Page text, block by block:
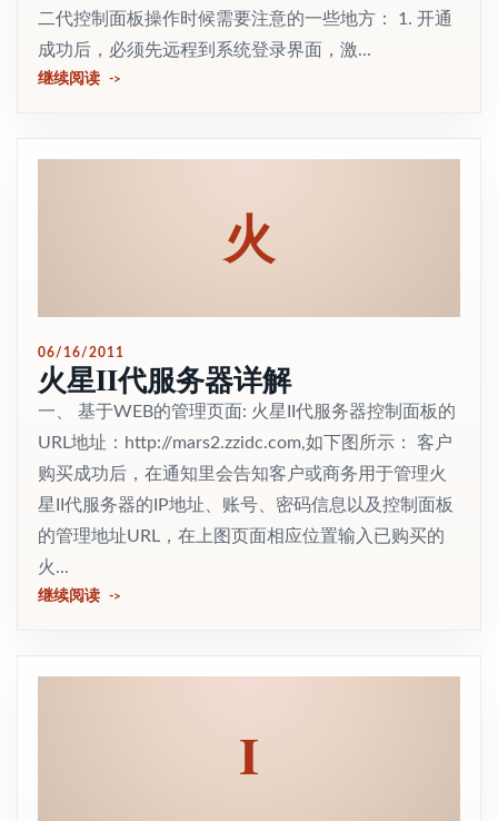
二代控制面板操作时候需要注意的一些地方： 1. 开通
成功后，必须先远程到系统登录界面，激...
继续阅读
火
06/16/2011
火星II代服务器详解
一、 基于WEB的管理页面: 火星II代服务器控制面板的
URL地址：http://mars2.zzidc.com,如下图所示： 客户
购买成功后，在通知里会告知客户或商务用于管理火
星II代服务器的IP地址、账号、密码信息以及控制面板
的管理地址URL，在上图页面相应位置输入已购买的
火...
继续阅读
I